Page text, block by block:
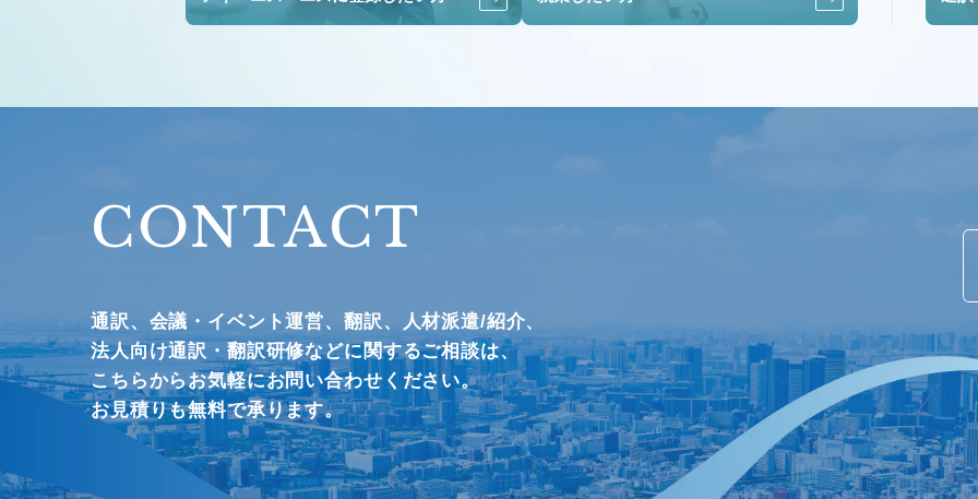
CONTACT
通訳、会議・イベント運営、 翻訳、人材派遣/紹介、
法人向け通訳・翻訳研修などに関するご相談は、
こちらからお気軽にお問い合わせください。
お見積りも無料で承ります。